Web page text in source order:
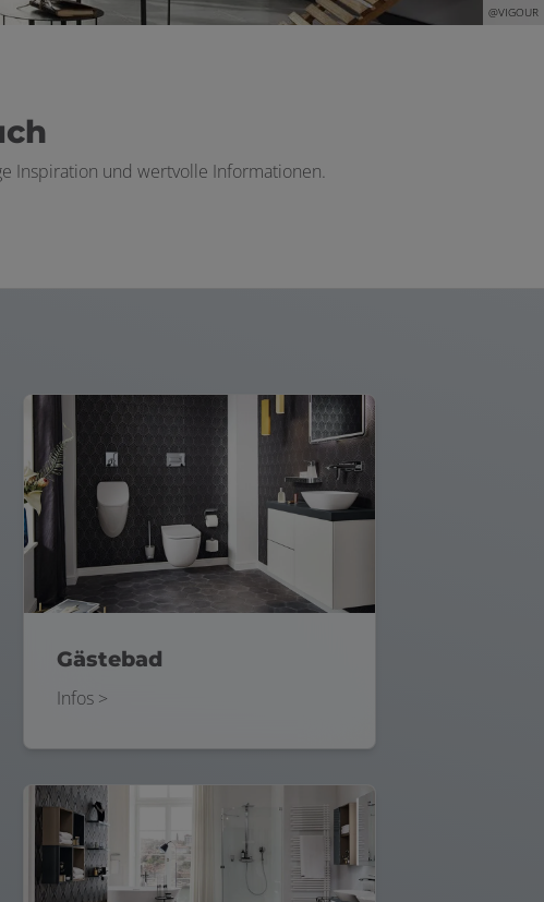
@VIGOUR
Inspiration und wertvolle Informationen.
Gästebad
Infos >